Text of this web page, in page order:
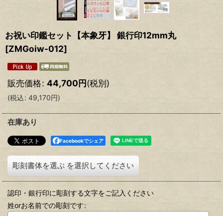
お祝い印鑑セット【本象牙】 銀行印12mm丸
[ZMGoiw-012]
販売価格: 44,700円(税別)
(税込: 49,170円)
在庫あり
Facebookでシェア
彫刻書体を選ぶ を選択してください
認印・銀行印に彫刻する文字をご記入ください
姓orお名前での彫刻です: